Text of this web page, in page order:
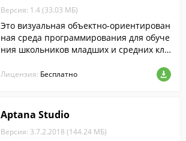
Версия: 1.4 (33.03 МБ)
Это визуальная объектно-ориентирован
ная среда программирования для обуче
ния школьников младших и средних кла
Лицензия: Бесплатно
Aptana Studio
Версия: 3.7.2.2018 (144.24 МБ)